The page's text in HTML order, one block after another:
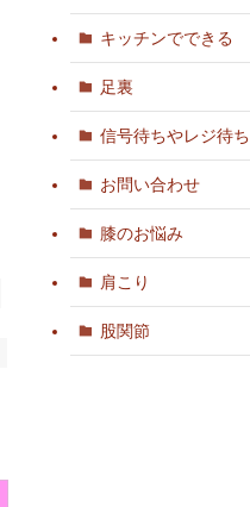
キッチンでできる
足裏
信号待ちやレジ待ち
お問い合わせ
膝のお悩み
肩こり
股関節